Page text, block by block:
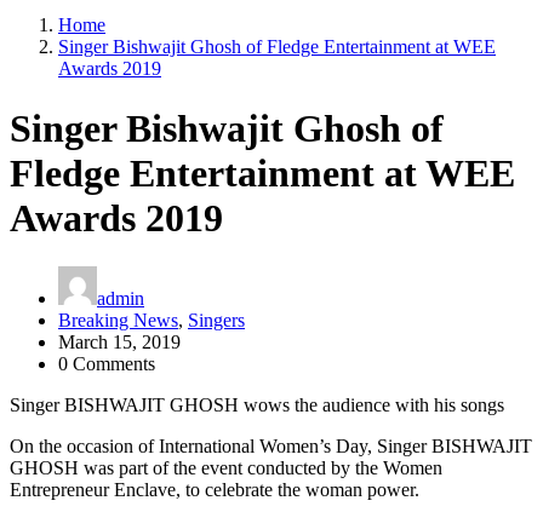
Home
Singer Bishwajit Ghosh of Fledge Entertainment at WEE
Awards 2019
Singer Bishwajit Ghosh of
Fledge Entertainment at WEE
Awards 2019
admin
Breaking News, Singers
March 15, 2019
0 Comments
Singer BISHWAJIT GHOSH wows the audience with his songs
On the occasion of International Women’s Day, Singer BISHWAJIT
GHOSH was part of the event conducted by the Women
Entrepreneur Enclave, to celebrate the woman power.